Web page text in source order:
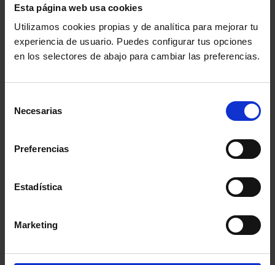
Esta página web usa cookies
Utilizamos cookies propias y de analítica para mejorar tu
experiencia de usuario. Puedes configurar tus opciones
en los selectores de abajo para cambiar las preferencias.
Necesarias
Preferencias
Estadística
Marketing
(elboletin.com)
de Abogados de Málaga y la
Fundación Manuel Alcántara
premiará la creatividad de los
El ayuntamiento revisa y evalúa
(noticiasdealava.com)
día
Comparte: